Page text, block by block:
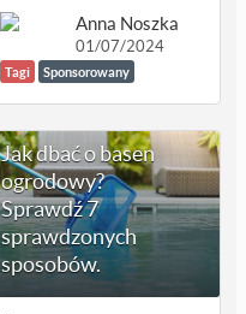
Anna Noszka
01/07/2024
Tagi Sponsorowany
Jak dbać o basen
ogrodowy?
Sprawdź 7
sprawdzonych
sposobów.